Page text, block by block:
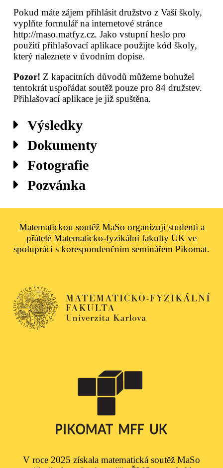
Pokud máte zájem přihlásit družstvo z Vaší školy,
vyplňte formulář na internetové stránce
http://maso.matfyz.cz. Jako vstupní heslo pro
použití přihlašovací aplikace použijte kód školy,
který naleznete v úvodním dopise.
Pozor! Z kapacitních důvodů můžeme bohužel
tentokrát uspořádat soutěž pouze pro 84 družstev.
Přihlašovací aplikace je již spuštěna.
Výsledky
Dokumenty
Fotografie
Pozvánka
Matematickou soutěž MaSo organizují studenti a
přátelé Matematicko-fyzikální fakulty UK ve
spolupráci s korespondenčním seminářem Pikomat.
V roce 2025 získala matematická soutěž MaSo